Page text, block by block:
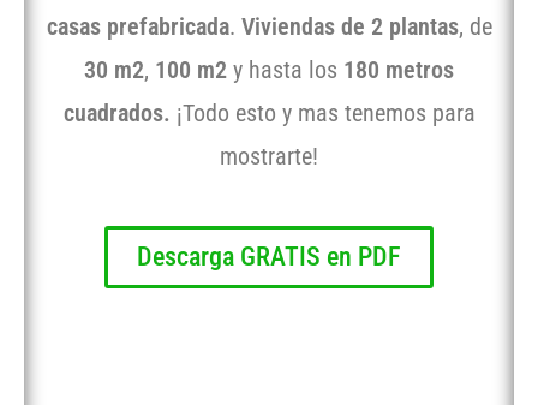
casas prefabricada. Viviendas de 2 plantas, de
30 m2, 100 m2 y hasta los 180 metros
cuadrados. ¡Todo esto y mas tenemos para
mostrarte!
Descarga GRATIS en PDF